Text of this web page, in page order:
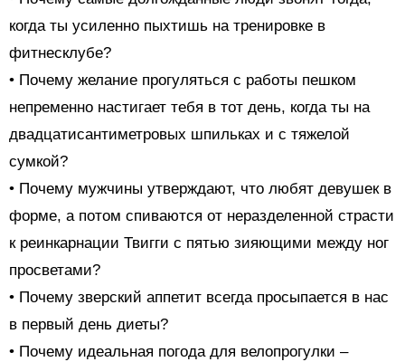
когда ты усиленно пыхтишь на тренировке в
фитнесклубе?
• Почему желание прогуляться с работы пешком
непременно настигает тебя в тот день, когда ты на
двадцатисантиметровых шпильках и с тяжелой
сумкой?
• Почему мужчины утверждают, что любят девушек в
форме, а потом спиваются от неразделенной страсти
к реинкарнации Твигги с пятью зияющими между ног
просветами?
• Почему зверский аппетит всегда просыпается в нас
в первый день диеты?
• Почему идеальная погода для велопрогулки –